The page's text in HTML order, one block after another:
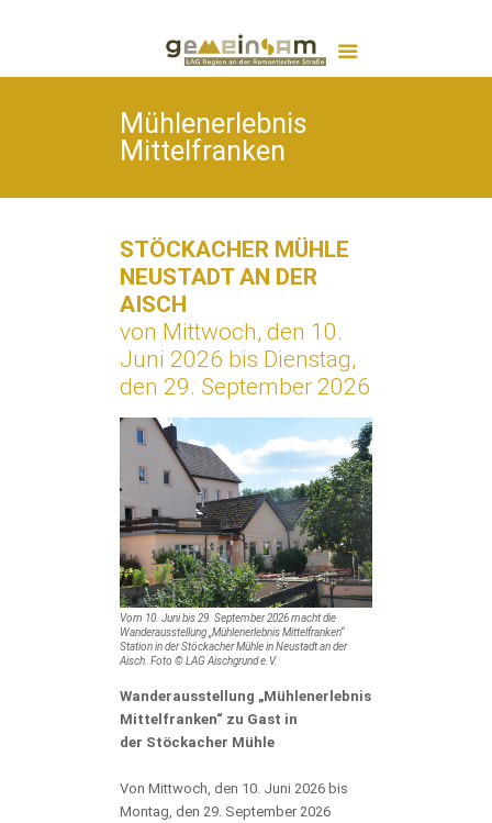
Mühlenerlebnis
Mittelfranken
STÖCKACHER MÜHLE
NEUSTADT AN DER
AISCH
von Mittwoch, den 10.
Juni 2026 bis Dienstag,
den 29. September 2026
Vom 10. Juni bis 29. September 2026 macht die
Wanderausstellung „Mühlenerlebnis Mittelfranken“
Station in der Stöckacher Mühle in Neustadt an der
Aisch. Foto © LAG Aischgrund e.V.
Wanderausstellung „Mühlenerlebnis
Mittelfranken“ zu Gast in
der Stöckacher Mühle
Von Mittwoch, den 10. Juni 2026 bis
Montag, den 29. September 2026